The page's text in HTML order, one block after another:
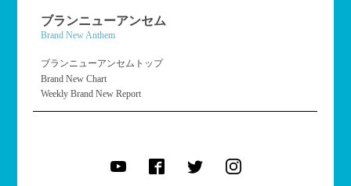
ブランニューアンセム
Brand New Anthem
ブランニューアンセムトップ
Brand New Chart
Weekly Brand New Report